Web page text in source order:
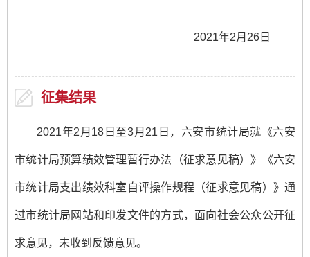
2021年2月26日
征集结果
2021年2月18日至3月21日，六安市统计局就《六安
市统计局预算绩效管理暂行办法（征求意见稿）》《六安
市统计局支出绩效科室自评操作规程（征求意见稿）》通
过市统计局网站和印发文件的方式，面向社会公众公开征
求意见，未收到反馈意见。